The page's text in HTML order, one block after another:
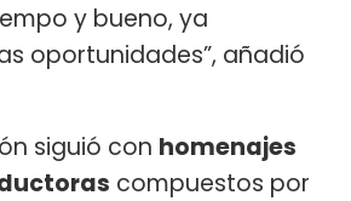
y bueno, ya
oportunidades”, añadió
siguió con homenajes
compuestos por